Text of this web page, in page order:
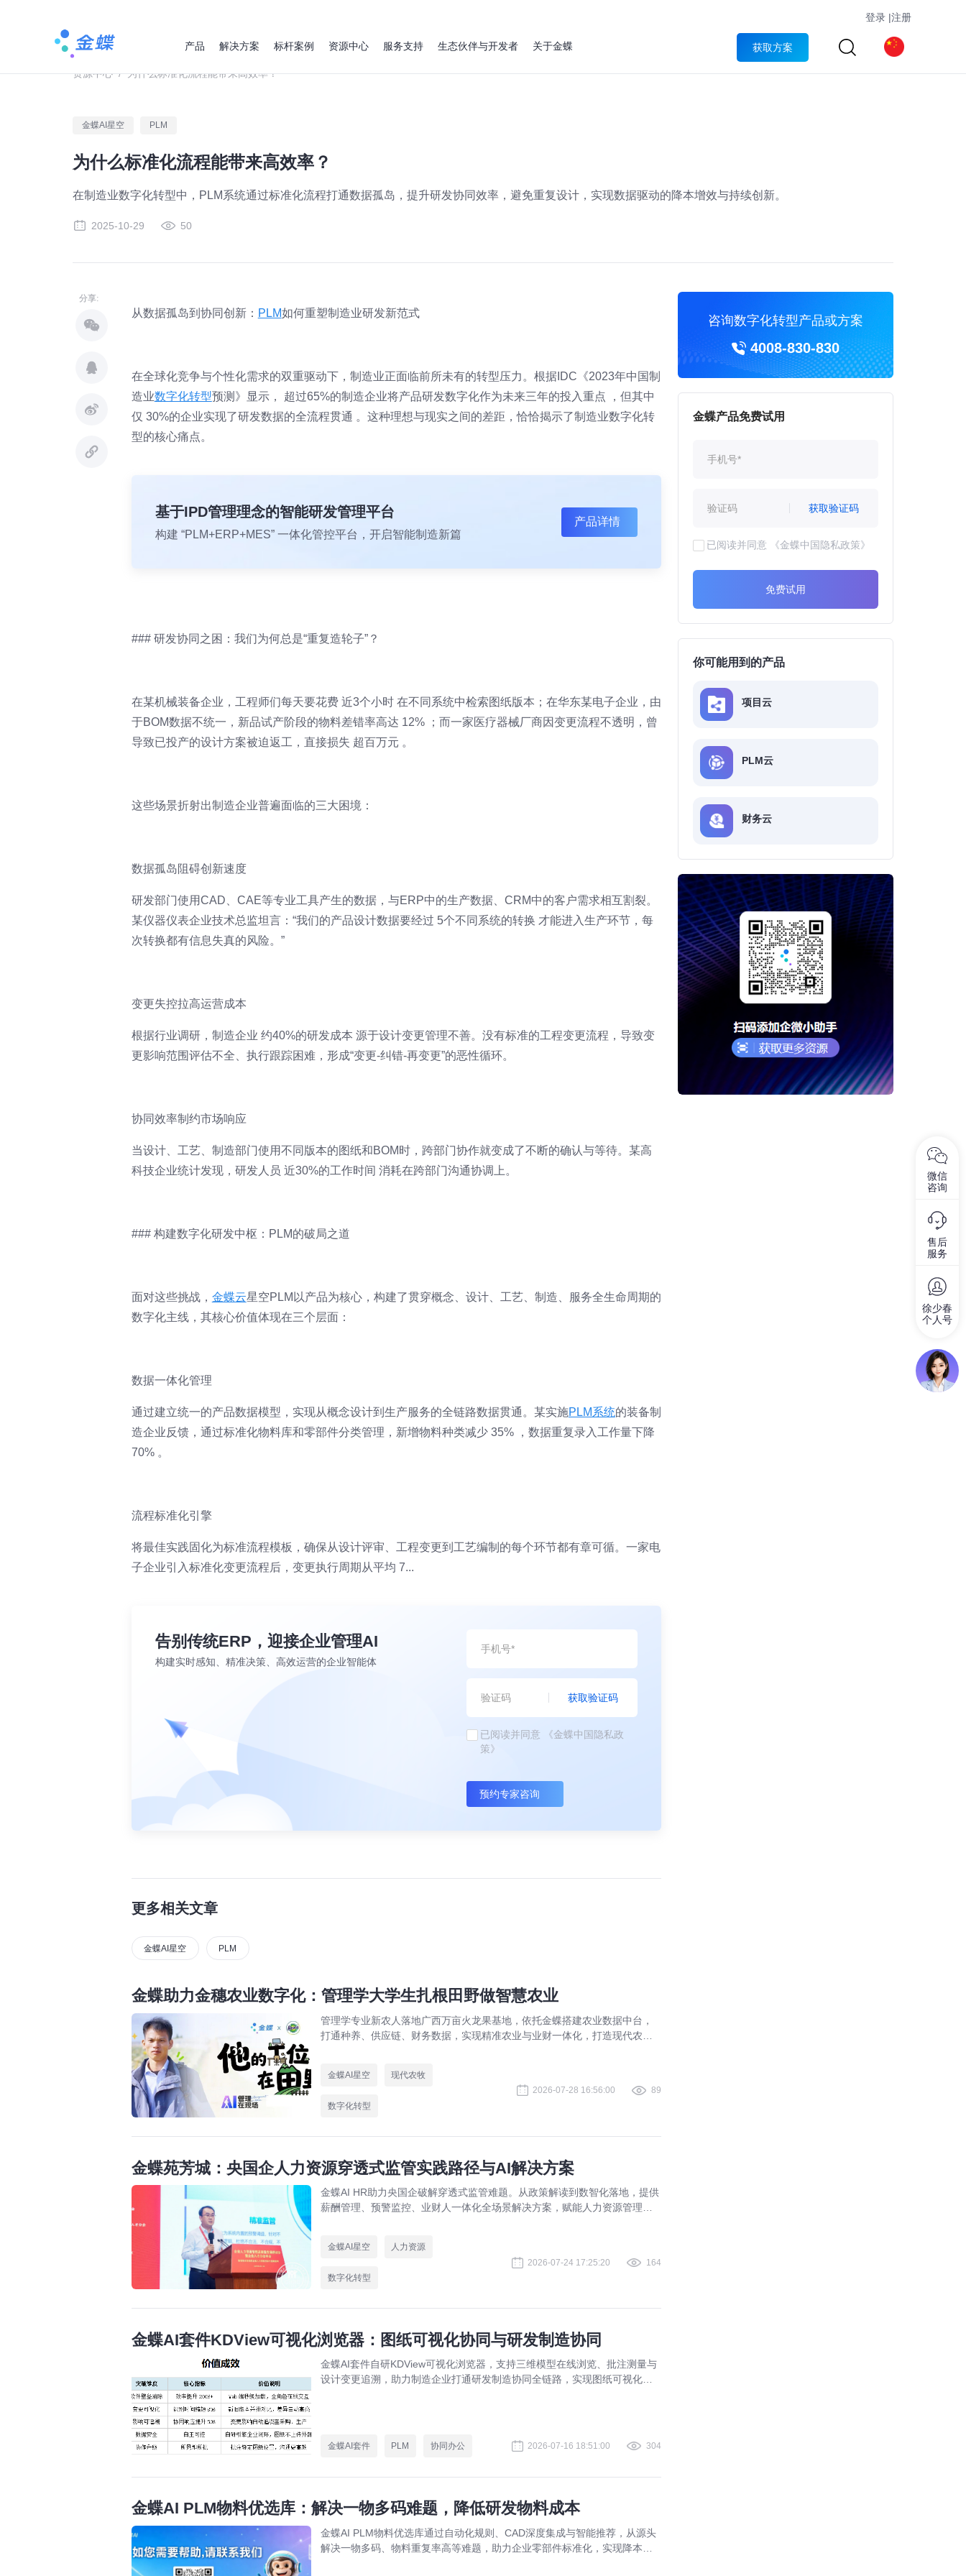
登录 |注册
产品 解决方案 标杆案例 资源中心 服务支持 生态伙伴与开发者 关于金蝶 获取方案
资源中心 / 为什么标准化流程能带来高效率？
金蝶AI星空 PLM
为什么标准化流程能带来高效率？
在制造业数字化转型中，PLM系统通过标准化流程打通数据孤岛，提升研发协同效率，避免重复设计，实现数据驱动的降本增效与持续创新。
2025-10-29 50
分享:
从数据孤岛到协同创新： PLM如何重塑制造业研发新范式
在全球化竞争与个性化需求的双重驱动下，制造业正面临前所未有的转型压力。根据IDC《2023年中国制
造业数字化转型预测》显示， 超过65%的制造企业将产品研发数字化作为未来三年的投入重点 ，但其中
仅 30%的企业实现了研发数据的全流程贯通 。这种理想与现实之间的差距，恰恰揭示了制造业数字化转
型的核心痛点。
基于IPD管理理念的智能研发管理平台
构建 “PLM+ERP+MES” 一体化管控平台，开启智能制造新篇
产品详情
### 研发协同之困：我们为何总是“重复造轮子”？
在某机械装备企业，工程师们每天要花费 近3个小时 在不同系统中检索图纸版本；在华东某电子企业，由
于BOM数据不统一，新品试产阶段的物料差错率高达 12% ；而一家医疗器械厂商因变更流程不透明，曾
导致已投产的设计方案被迫返工，直接损失 超百万元 。
这些场景折射出制造企业普遍面临的三大困境：
数据孤岛阻碍创新速度
研发部门使用CAD、CAE等专业工具产生的数据，与ERP中的生产数据、CRM中的客户需求相互割裂。
某仪器仪表企业技术总监坦言：“我们的产品设计数据要经过 5个不同系统的转换 才能进入生产环节，每
次转换都有信息失真的风险。”
变更失控拉高运营成本
根据行业调研，制造企业 约40%的研发成本 源于设计变更管理不善。没有标准的工程变更流程，导致变
更影响范围评估不全、执行跟踪困难，形成“变更-纠错-再变更”的恶性循环。
协同效率制约市场响应
当设计、工艺、制造部门使用不同版本的图纸和BOM时，跨部门协作就变成了不断的确认与等待。某高
科技企业统计发现，研发人员 近30%的工作时间 消耗在跨部门沟通协调上。
### 构建数字化研发中枢：PLM的破局之道
面对这些挑战， 金蝶云星空PLM以产品为核心，构建了贯穿概念、设计、工艺、制造、服务全生命周期的
数字化主线，其核心价值体现在三个层面：
数据一体化管理
通过建立统一的产品数据模型，实现从概念设计到生产服务的全链路数据贯通。某实施PLM系统的装备制
造企业反馈，通过标准化物料库和零部件分类管理，新增物料种类减少 35% ，数据重复录入工作量下降
70% 。
流程标准化引擎
将最佳实践固化为标准流程模板，确保从设计评审、工程变更到工艺编制的每个环节都有章可循。一家电
子企业引入标准化变更流程后，变更执行周期从平均 7...
告别传统ERP，迎接企业管理AI
构建实时感知、精准决策、高效运营的企业智能体
获取验证码
已阅读并同意
《金蝶中国隐私政
策》
预约专家咨询
更多相关文章
金蝶AI星空 PLM
金蝶助力金穗农业数字化：管理学大学生扎根田野做智慧农业
管理学专业新农人落地广西万亩火龙果基地，依托金蝶搭建农业数据中台，
打通种养、供应链、财务数据，实现精准农业与业财一体化，打造现代农业
金蝶AI星空 现代农牧
数字化转型
2026-07-28 16:56:00 89
金蝶苑芳城：央国企人力资源穿透式监管实践路径与AI解决方案
金蝶AI HR助力央国企破解穿透式监管难题。从政策解读到数智化落地，提供
薪酬管理、预警监控、业财人一体化全场景解决方案，赋能人力资源管理合
金蝶AI星空 人力资源
数字化转型
2026-07-24 17:25:20 164
金蝶AI套件KDView可视化浏览器：图纸可视化协同与研发制造协同
金蝶AI套件自研KDView可视化浏览器，支持三维模型在线浏览、批注测量与
设计变更追溯，助力制造企业打通研发制造协同全链路，实现图纸可视化协
金蝶AI套件 PLM 协同办公 2026-07-16 18:51:00 304
金蝶AI PLM物料优选库：解决一物多码难题，降低研发物料成本
金蝶AI PLM物料优选库通过自动化规则、CAD深度集成与智能推荐，从源头
解决一物多码、物料重复率高等难题，助力企业零部件标准化，实现降本增
咨询数字化转型产品或方案
4008-830-830
金蝶产品免费试用
获取验证码
已阅读并同意 《金蝶中国隐私政策》
免费试用
你可能用到的产品
项目云
PLM云
财务云
微信
咨询
售后
服务
徐少春
个人号